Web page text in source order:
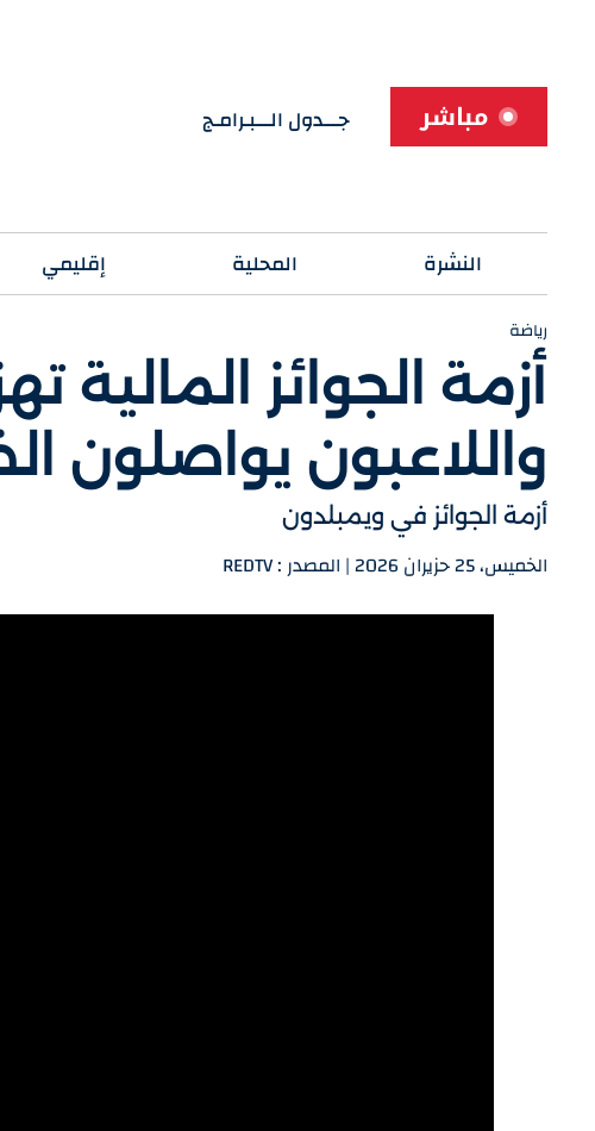
مباشر جـــدول الـــبـرامـج
النشرة المحلية إقليمي
رياضة
أزمة الجوائز المالية
واللاعبون يواصلون
أزمة الجوائز في ويمبلدون
الخميس، 25 حزيران 2026 | المصدر : REDTV